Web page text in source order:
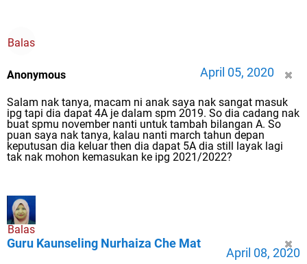
Balas
Anonymous April 05, 2020
Salam nak tanya, macam ni anak saya nak sangat masuk
ipg tapi dia dapat 4A je dalam spm 2019. So dia cadang nak
buat spmu november nanti untuk tambah bilangan A. So
puan saya nak tanya, kalau nanti march tahun depan
keputusan dia keluar then dia dapat 5A dia still layak lagi
tak nak mohon kemasukan ke ipg 2021/2022?
Balas
Guru Kaunseling Nurhaiza Che Mat
April 08, 2020